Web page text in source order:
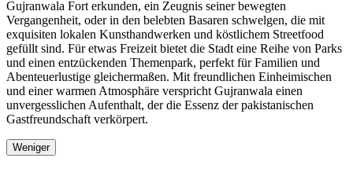
Gujranwala Fort erkunden, ein Zeugnis seiner bewegten
Vergangenheit, oder in den belebten Basaren schwelgen, die mit
exquisiten lokalen Kunsthandwerken und köstlichem Streetfood
gefüllt sind. Für etwas Freizeit bietet die Stadt eine Reihe von Parks
und einen entzückenden Themenpark, perfekt für Familien und
Abenteuerlustige gleichermaßen. Mit freundlichen Einheimischen
und einer warmen Atmosphäre verspricht Gujranwala einen
unvergesslichen Aufenthalt, der die Essenz der pakistanischen
Gastfreundschaft verkörpert.
Weniger